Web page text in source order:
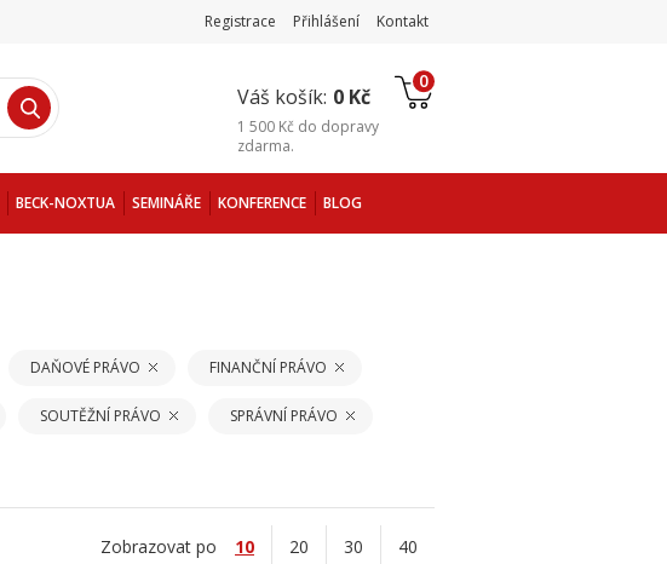
Registrace Přihlášení Kontakt
Váš košík: 0 Kč
0
1 500 Kč do dopravy
zdarma.
BECK-NOXTUA SEMINÁŘE KONFERENCE BLOG
DAŇOVÉ PRÁVO FINANČNÍ PRÁVO
SOUTĚŽNÍ PRÁVO SPRÁVNÍ PRÁVO
Zobrazovat po 10 20 30 40